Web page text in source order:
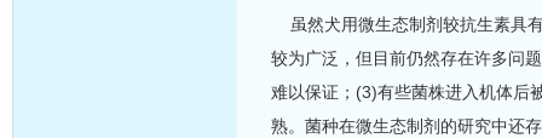
虽然犬用微生态制剂较抗生素具
较为广泛，但目前仍然存在许多问
难以保证；(3)有些菌株进入机体后
熟。菌种在微生态制剂的研究中还